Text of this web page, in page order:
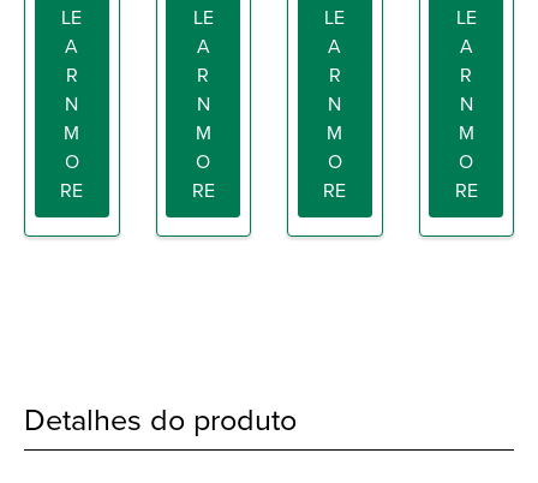
LE
A
R
N
M
O
RE
LE
A
R
N
M
O
RE
LE
A
R
N
M
O
RE
LE
A
R
N
M
O
RE
Detalhes do produto